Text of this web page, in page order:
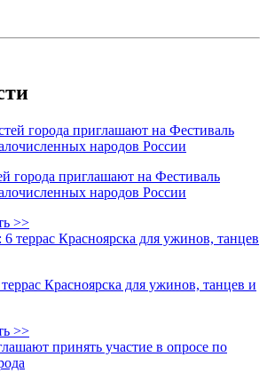
города приглашают на Фестиваль
народов России
>>
Красноярска для ужинов, танцев и
>>